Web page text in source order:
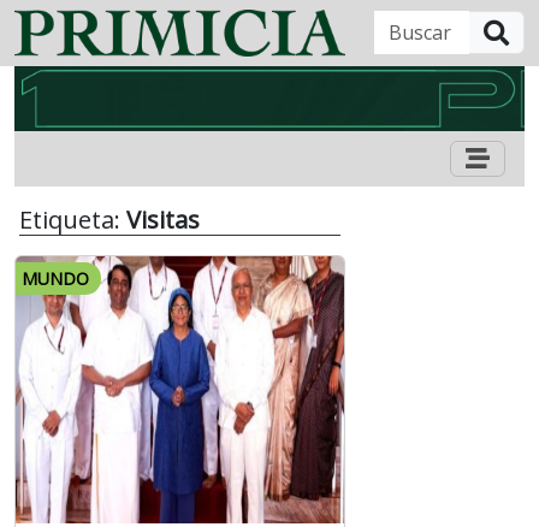
Etiqueta: Visitas
MUNDO